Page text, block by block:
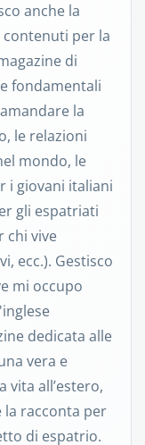
anche la
per la
di
fondamentali
la
le relazioni
mondo, le
i giovani italiani
gli espatriati
chi vive
ecc.). Gestisco
mi occupo
dedicata alle
vera e
all’estero,
la racconta per
di espatrio.